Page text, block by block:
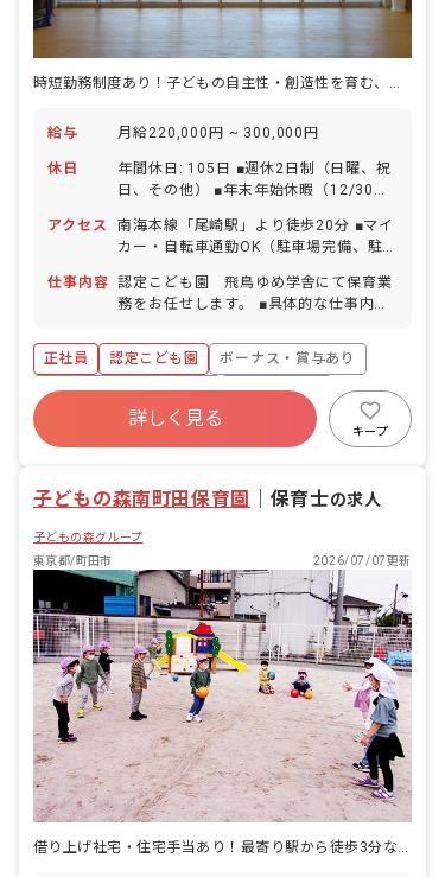
給与 月給220,000円 ~ 300,000円
休日
年間休日: 105日 ■週休2日制（日曜、祝
日、その他） ■年末年始休暇（12/30～
与／1時間・半日単位での取得可／5日以
上の連休相談OK） ■産前産後・育児休暇
（取得率100％・復帰率100％） ※お子
様の体調不良や行事による遅刻・早退・
アクセス
南海本線「尾崎駅」より徒歩20分 ■マイ
カー・自転車通勤OK（駐車場完備、駐
海本線「尾崎駅」から自転車通勤の場
合、駐輪場は園負担いたします。
仕事内容 認定こども園 飛鳥ゆめ学舎にて保育業
務をお任せします。 ■具体的な仕事内容
・週案、月案の作成 ・保護者対応 ＜施
設について＞ ・広々とした落ち着いた環
境で、子どもの好奇心を刺激する活動を
取り入れています。 ・園舎正面玄関で
す。毎日元気に当園する子どもたちを笑
顔でお迎えしています。 ・園庭は大型遊
しんでもらいたいと考えています。 ＜先
子どもの成長に繋がった時、嬉しく感じ
る瞬間です。 ・子どもたちから得るもの
がたくさんあり、とてもやりがいのある
仕事です。 ・子どもができなかったこと
ができるようになった時に、嬉しく温か
い気持ちになります。
正社員 認定こども園
ボーナス・賞与あり
寮・住宅・家賃補助あり
社会保険完備
福利厚生充実
退職金制度
詳しく見る
キープ
子どもの森南町田保育園 保育士の求人
子どもの森グループ
東京都/町田市
2026/07/07更新